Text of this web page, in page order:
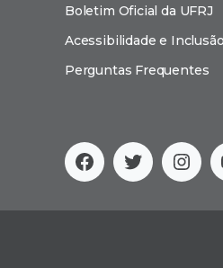
Facebook
Twitter
Boletim Oficial da UFRJ
Acessibilidade e Inclusão
Perguntas Frequentes